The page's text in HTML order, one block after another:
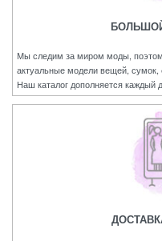
Мы следим за миром моды,
актуальные модели вещей, сумок,
Наш каталог дополняется каждый